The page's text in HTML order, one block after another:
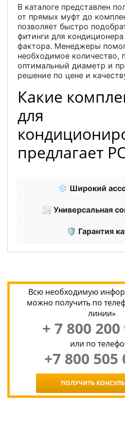
В каталоге представлен
от прямых муфт до
позволяет быстро
фитинги для
фактора. Менеджеры
необходимое количество,
оптимальный диаметр и
решение по цене и
Какие
для
предлагает
❄ Широкий
🌫 Универсальная
🛡 Гарантия
Всю необходимую
можно получить по
линии»
+ 7 800 200
или по
+7 800 505
ПОЛУЧИТЬ